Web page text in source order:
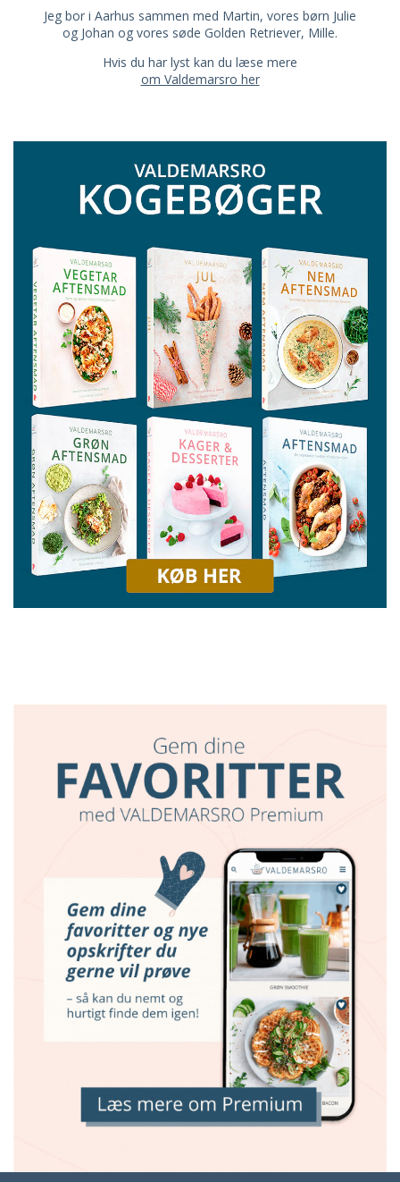
Jeg bor i Aarhus sammen med Martin, vores børn Julie
og Johan og vores søde Golden Retriever, Mille.
Hvis du har lyst kan du læse mere
om Valdemarsro her